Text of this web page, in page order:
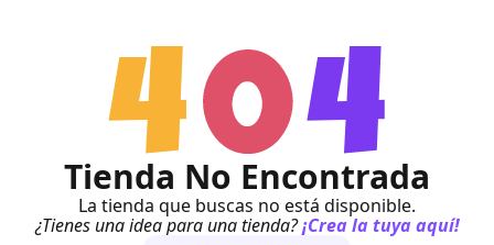
Tienda No Encontrada
La tienda que buscas no está disponible.
¿Tienes una idea para una tienda? ¡Crea la tuya aquí!